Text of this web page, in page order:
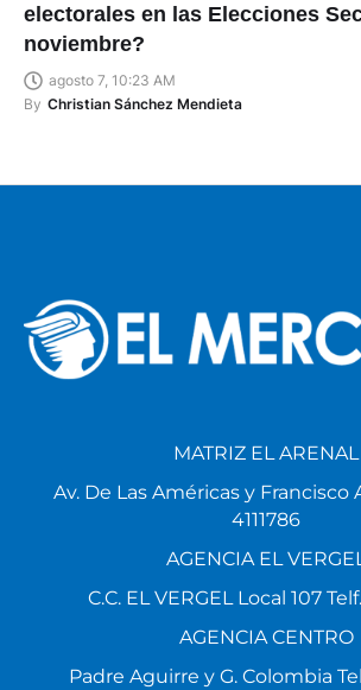
electorales en las Elecciones
noviembre?
agosto 7, 10:23 AM
By Christian Sánchez Mendieta
MATRIZ EL ARENAL
Av. De Las Américas y Francisco
4111786
AGENCIA EL VERGEL
C.C. EL VERGEL Local 107
AGENCIA CENTRO
Padre Aguirre y G. Colombia